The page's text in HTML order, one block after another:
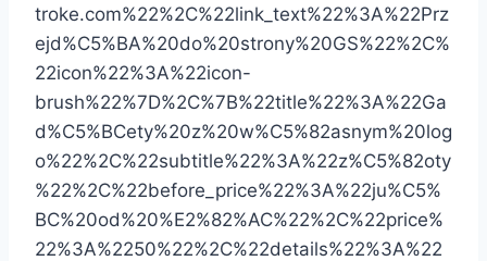
troke.com%22%2C%22link_text%22%3A%22Prz
ejd%C5%BA%20do%20strony%20GS%22%2C%
22icon%22%3A%22icon-
brush%22%7D%2C%7B%22title%22%3A%22Ga
d%C5%BCety%20z%20w%C5%82asnym%20log
o%22%2C%22subtitle%22%3A%22z%C5%82oty
%22%2C%22before_price%22%3A%22ju%C5%
BC%20od%20%E2%82%AC%22%2C%22price%
22%3A%2250%22%2C%22details%22%3A%22